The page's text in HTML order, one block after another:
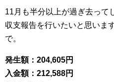
11月も半分以上が過ぎ去って
収支報告を行いたいと思いま
で。
発生額：204,605円
入金額：212,588円